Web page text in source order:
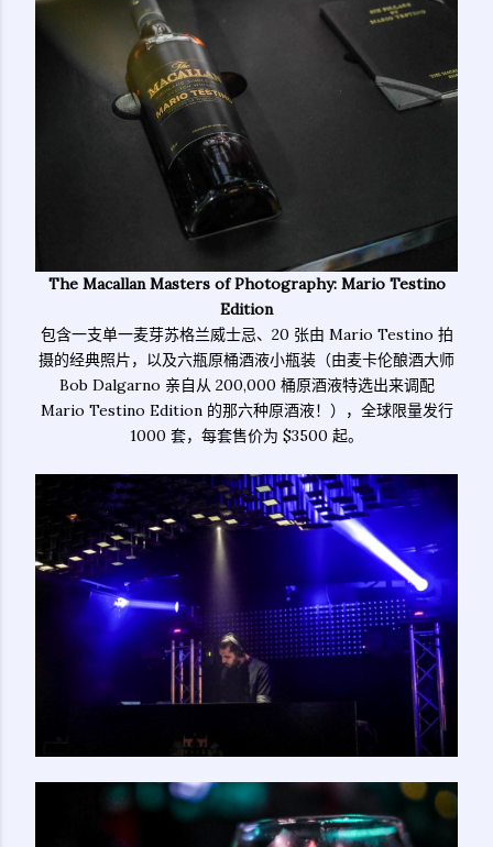
The Macallan Masters of Photography: Mario Testino
Edition
包含一支单一麦芽苏格兰威士忌、20 张由 Mario Testino 拍
摄的经典照片，以及六瓶原桶酒液小瓶装（由麦卡伦酿酒大师
Bob Dalgarno 亲自从 200,000 桶原酒液特选出来调配
Mario Testino Edition 的那六种原酒液！），全球限量发行
1000 套，每套售价为 $3500 起。